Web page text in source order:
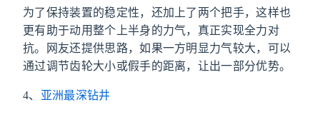
为了保持装置的稳定性，还加上了两个把手，这样也
更有助于动用整个上半身的力气，真正实现全力对
抗。网友还提供思路，如果一方明显力气较大，可以
通过调节齿轮大小或假手的距离，让出一部分优势。
4、 亚洲最深钻井